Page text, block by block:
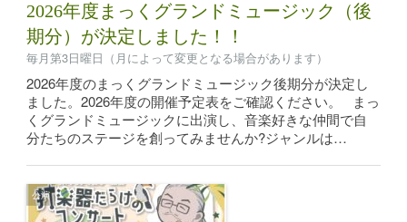
2026年度まっくグランドミュージック（後
期分）が決定しました！！
毎月第3日曜日（月によって変更となる場合があります）
2026年度のまっくグランドミュージック後期分が決定し
ました。2026年度の開催予定表をご確認ください。 まっ
くグランドミュージックに出演し、音楽好きな仲間で自
分たちのステージを創ってみませんか?ジャンルは…
公演